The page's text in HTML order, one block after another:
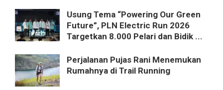
Usung Tema “Powering Our Green
Future”, PLN Electric Run 2026
Targetkan 8.000 Pelari dan Bidik ...
Perjalanan Pujas Rani Menemukan
Rumahnya di Trail Running